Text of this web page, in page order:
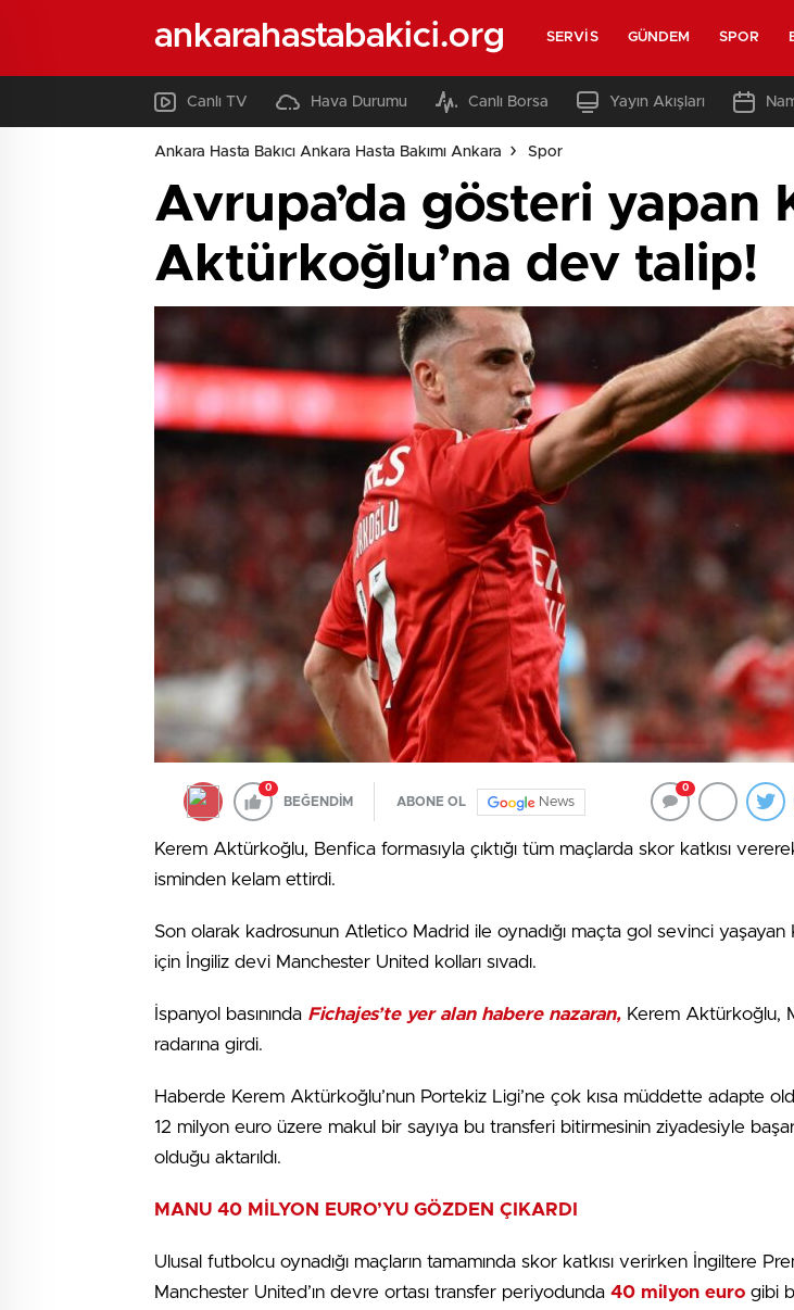
ankarahastabakici.org SERVIS GÜNDEM SPOR
Canlı TV Hava Durumu Canlı Borsa Yayın Akışları
Ankara Hasta Bakıcı Ankara Hasta Bakımı Ankara Spor
Avrupa’da gösteri yapan
Aktürkoğlu’na dev talip!
0
BEĞENDİM ABONE OL News
0
Kerem Aktürkoğlu, Benfica formasıyla çıktığı tüm maçlarda skor katkısı
isminden kelam ettirdi.
Son olarak kadrosunun Atletico Madrid ile oynadığı maçta gol sevinci
için İngiliz devi Manchester United kolları sıvadı.
İspanyol basınında Fichajes’te yer alan habere nazaran, Kerem Aktürkoğlu,
radarına girdi.
Haberde Kerem Aktürkoğlu’nun Portekiz Ligi’ne çok kısa müddette adapte
12 milyon euro üzere makul bir sayıya bu transferi bitirmesinin ziyadesiyle
olduğu aktarıldı.
MANU 40 MİLYON EURO’YU GÖZDEN ÇIKARDI
Ulusal futbolcu oynadığı maçların tamamında skor katkısı verirken İngiltere
Manchester United’ın devre ortası transfer periyodunda 40 milyon euro gibi